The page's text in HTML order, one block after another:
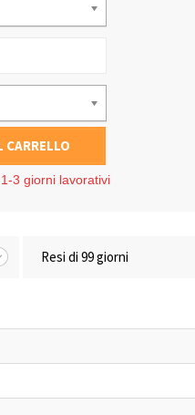
CARRELLO
3 giorni lavorativi
Resi di 99 giorni